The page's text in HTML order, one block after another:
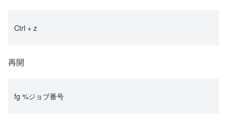
Ctrl + z
再開
fg %ジョブ番号